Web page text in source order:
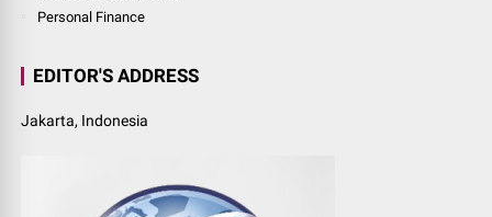
Personal Finance
EDITOR'S ADDRESS
Jakarta, Indonesia